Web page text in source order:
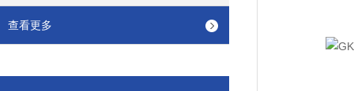
查看更多